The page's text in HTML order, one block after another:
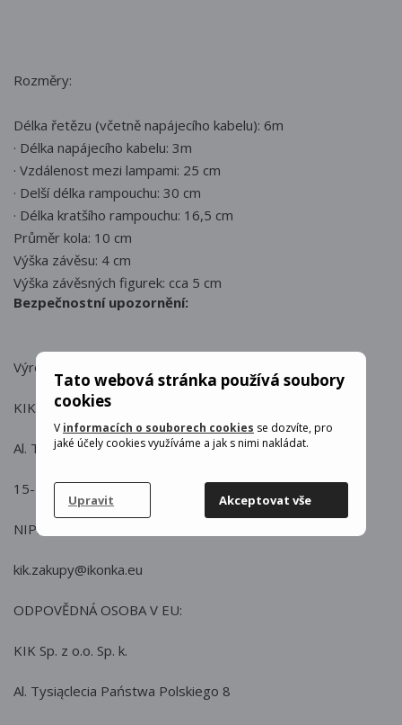
Tato webová stránka používá soubory
cookies
V informacích o souborech cookies se dozvíte, pro
jaké účely cookies využíváme a jak s nimi nakládat.
Upravit Akceptovat vše
Rozměry:
Délka řetězu (včetně napájecího kabelu): 6m
· Délka napájecího kabelu: 3m
· Vzdálenost mezi lampami: 25 cm
· Delší délka rampouchu: 30 cm
· Délka kratšího rampouchu: 16,5 cm
Průměr kola: 10 cm
Výška závěsu: 4 cm
Výška závěsných figurek: cca 5 cm
Bezpečnostní upozornění:
Výrobce : KIK
KIK Sp. z o.o. Sp. k.
Al. Tysiąclecia Państwa Polskiego 8
15-111 Białystok
NIP: 5423089180
kik.zakupy@ikonka.eu
ODPOVĚDNÁ OSOBA V EU:
KIK Sp. z o.o. Sp. k.
Al. Tysiąclecia Państwa Polskiego 8